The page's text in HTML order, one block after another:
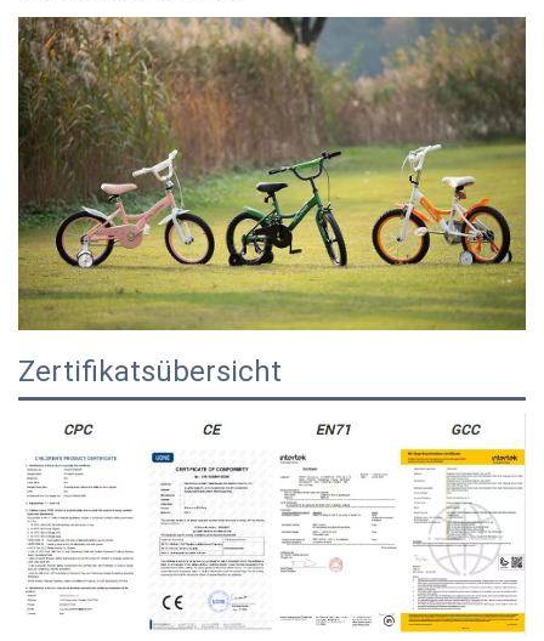
Zertifikatsübersicht